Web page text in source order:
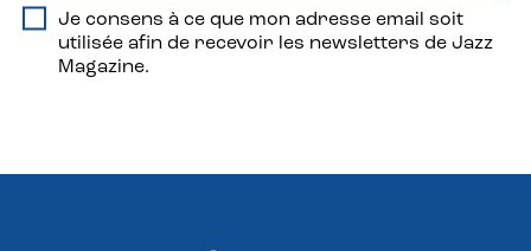
Je consens à ce que mon adresse email soit
utilisée afin de recevoir les newsletters de Jazz
Magazine.